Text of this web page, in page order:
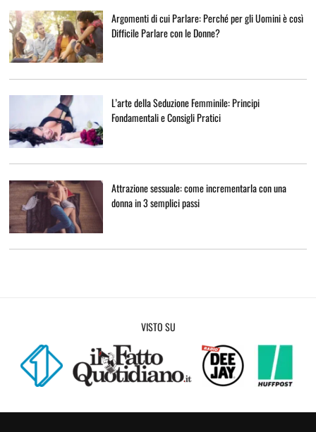
Argomenti di cui Parlare: Perché per gli Uomini è così
Difficile Parlare con le Donne?
L’arte della Seduzione Femminile: Principi
Fondamentali e Consigli Pratici
Attrazione sessuale: come incrementarla con una
donna in 3 semplici passi
VISTO SU